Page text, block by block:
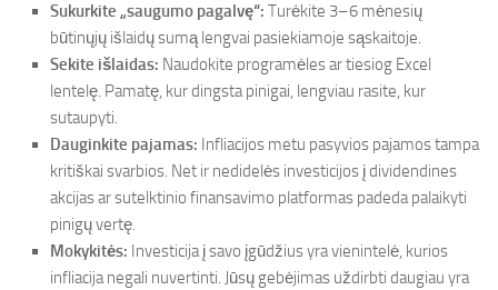
Sukurkite „saugumo pagalvę“: Turėkite 3–6 mėnesių
būtinųjų išlaidų sumą lengvai pasiekiamoje sąskaitoje.
Sekite išlaidas: Naudokite programėles ar tiesiog Excel
lentelę. Pamatę, kur dingsta pinigai, lengviau rasite, kur
sutaupyti.
Dauginkite pajamas: Infliacijos metu pasyvios pajamos tampa
kritiškai svarbios. Net ir nedidelės investicijos į dividendines
akcijas ar sutelktinio finansavimo platformas padeda palaikyti
pinigų vertę.
Mokykitės: Investicija į savo įgūdžius yra vienintelė, kurios
infliacija negali nuvertinti. Jūsų gebėjimas uždirbti daugiau yra